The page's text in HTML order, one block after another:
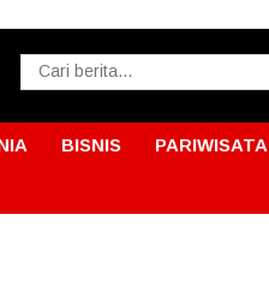
BISNIS PARIWISATA